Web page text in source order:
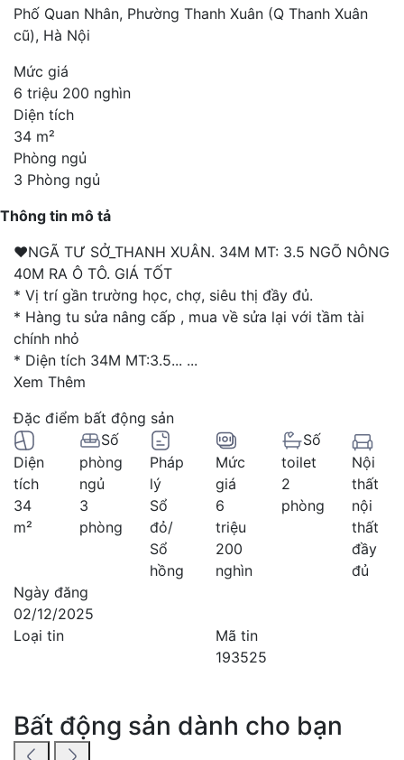
Phố Quan Nhân, Phường Thanh Xuân (Q Thanh Xuân
cũ), Hà Nội
Mức giá
6 triệu 200 nghìn
Diện tích
34 m²
Phòng ngủ
3 Phòng ngủ
Thông tin mô tả
❤️NGÃ TƯ SỞ_THANH XUÂN. 34M MT: 3.5 NGÕ NÔNG
40M RA Ô TÔ. GIÁ TỐT
* Vị trí gần trường học, chợ, siêu thị đầy đủ.
* Hàng tu sửa nâng cấp , mua về sửa lại với tầm tài
chính nhỏ
* Diện tích 34M MT:3.5... ...
Xem Thêm
Đặc điểm bất động sản
Diện
tích
34
m²
Số
phòng
ngủ
3
phòng
Pháp
lý
Sổ
đỏ/
Sổ
hồng
Mức
giá
6
triệu
200
nghìn
Số
toilet
2
phòng
Nội
thất
nội
thất
đầy
đủ
Ngày đăng
02/12/2025
Loại tin
Mã tin
193525
Bất động sản dành cho bạn